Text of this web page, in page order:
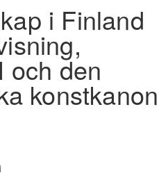
i Finland
och den
konstkanon